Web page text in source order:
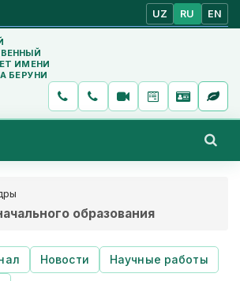
UZ RU EN
ИМЕНИ
БЕРУНИ
образования
Новости
Научные работы